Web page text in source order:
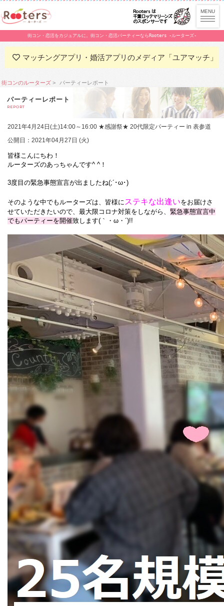
街コン・恋活をカジュアルに。街コン・恋活パーティーならRooters -ルーターズ-
マッチングアプリ・婚活アプリのメディア「ユアマッチ」
街コンのルーターズ パーティーレポート
パーティーレポート
REPORT
2021年4月24日(土)14:00～16:00 ★感謝祭★ 20代限定パーティー in 表参道
公開日：2021年04月27日 (火)
皆様こんにちわ！
ルーターズのあっちゃんです^ ^！
3度目の緊急事態宣言が出ましたね(;´･ω･)
そのような中でもルーターズは、 皆様に ステキな出逢いをお届けさ
せていただきたいので、 最大限コロナ対策をしながら、 緊急事態宣言中
でもパーティーを開催致します(｀・ω・´)!!